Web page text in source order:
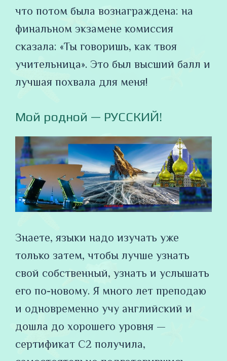
что потом была вознаграждена: на
финальном экзамене комиссия
сказала: «Ты говоришь, как твоя
учительница». Это был высший балл и
лучшая похвала для меня!
Мой родной — РУССКИЙ!
Знаете, языки надо изучать уже
только затем, чтобы лучше узнать
свой собственный, узнать и услышать
его по-новому. Я много лет преподаю
и одновременно учу английский и
дошла до хорошего уровня —
сертификат С2 получила,